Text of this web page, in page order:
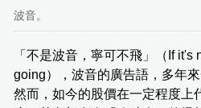
波音。
「不是波音，寧可不飛」（If it's
going），波音的廣告語，多年
然而，如今的股價在一定程度上